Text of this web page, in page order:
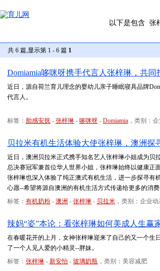
以下是包含 张
共 6 篇,显示第 1 - 6 篇 1
Domiamia哆咪呀携手代言人张梓琳，共同
近日，源自荷兰育儿理念的婴幼儿亲子睡眠寝具品牌
代言人。
标签： 胎感安抚 - 张梓琳 - 哆咪呀 - Domiamia ，类别：
贝拉米有机生活体验大使张梓琳，澳洲探
近日，澳洲贝拉米正式携手知名艺人张梓琳小姐成为贝
总决赛冠军兼首位华人世界小姐，张梓琳始终以健康正
张梓琳也深入体验了纯正澳式有机生活，进一步探寻有
心愿--希望将源自澳洲的有机生活方式传递给更多的消费
标签： 有机奶粉 - 澳洲 - 张梓琳 - 贝拉米 ，类别：企业动
辣妈“姿”本论：看张梓琳如何美成人生赢
在春暖花开的上月，女神张梓琳迎来了自己的又一个生
了一个人见人爱的小精灵--胖妹。
标签： 张梓琳 - 新安怡 - 玻璃奶瓶 ，类别：美容减肥